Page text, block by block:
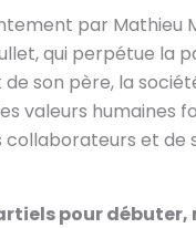
par Mathieu
qui perpétue la
de son père, la
valeurs humaines
collaborateurs et de
pour débuter,